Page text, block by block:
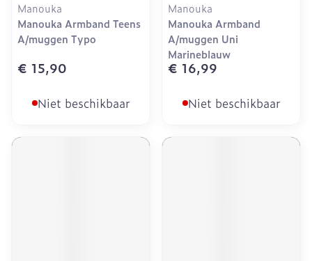
Manouka
Manouka Armband Teens
A/muggen Typo
€ 15,90
Niet beschikbaar
Manouka
Manouka Armband
A/muggen Uni
Marineblauw
€ 16,99
Niet beschikbaar